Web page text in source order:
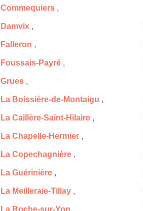
Commequiers ,
Damvix ,
Falleron ,
Foussais-Payré ,
Grues ,
La Boissière-de-Montaigu ,
La Caillère-Saint-Hilaire ,
La Chapelle-Hermier ,
La Copechagnière ,
La Guérinière ,
La Meilleraie-Tillay ,
La Roche-sur-Yon